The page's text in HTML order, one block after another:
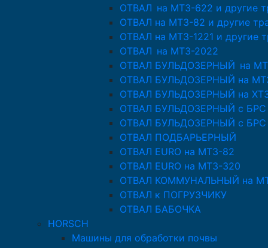
ОТВАЛ на МТЗ-622 и другие
ОТВАЛ на МТЗ-82 и другие
ОТВАЛ на МТЗ-1221 и другие
ОТВАЛ на МТЗ-2022
ОТВАЛ БУЛЬДОЗЕРНЫЙ на
ОТВАЛ БУЛЬДОЗЕРНЫЙ на
ОТВАЛ БУЛЬДОЗЕРНЫЙ на
ОТВАЛ БУЛЬДОЗЕРНЫЙ с БРС
ОТВАЛ БУЛЬДОЗЕРНЫЙ с БРС
ОТВАЛ ПОДБАРЬЕРНЫЙ
ОТВАЛ EURO на МТЗ-82
ОТВАЛ EURO на МТЗ-320
ОТВАЛ КОММУНАЛЬНЫЙ на
ОТВАЛ к ПОГРУЗЧИКУ
ОТВАЛ БАБОЧКА
HORSCH
Машины для обработки почвы